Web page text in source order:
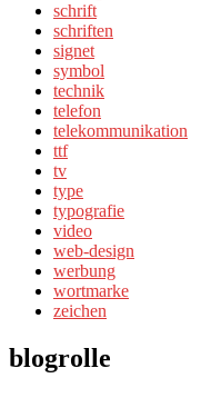
schrift
schriften
signet
symbol
technik
telefon
telekommunikation
ttf
tv
type
typografie
video
web-design
werbung
wortmarke
zeichen
blogrolle